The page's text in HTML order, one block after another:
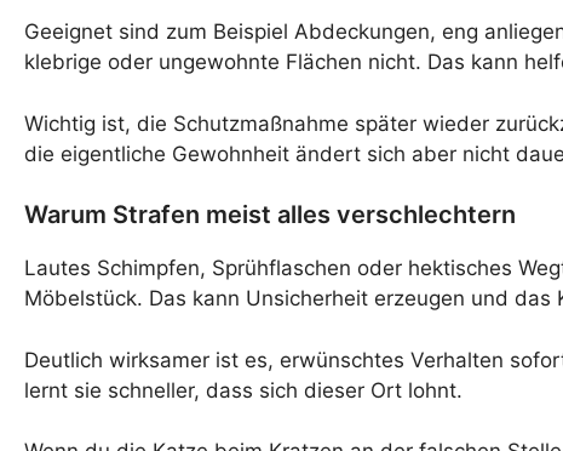
Geeignet sind zum Beispiel Abdeckungen, eng
klebrige oder ungewohnte Flächen nicht. Das kann
Wichtig ist, die Schutzmaßnahme später wieder
die eigentliche Gewohnheit ändert sich aber nicht
Warum Strafen meist alles verschlechtern
Lautes Schimpfen, Sprühflaschen oder hektisches
Möbelstück. Das kann Unsicherheit erzeugen und das
Deutlich wirksamer ist es, erwünschtes Verhalten
lernt sie schneller, dass sich dieser Ort lohnt.